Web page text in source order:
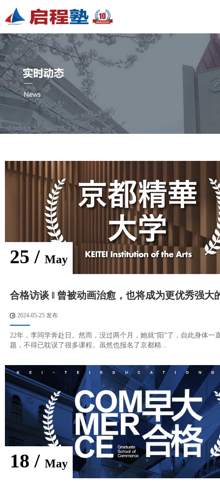
25 / May
合格访谈 ‖ 曾被动画治愈，也将成为更优秀强大
2024-05-25 发布
22年，李同学奔赴日。然而，没过两个月，她就“阳”了，自此身体一
题，不得已耽误了很多课程。虽然也报名了京都精...
18 / May